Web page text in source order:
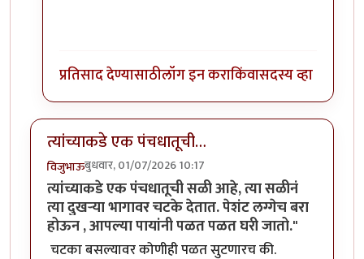
प्रतिसाद देण्यासाठीलॉग इन कराकिंवासदस्य व्हा
त्यांच्याकडे एक पंचधातूची…
विजुभाऊबुधवार, 01/07/2026 10:17
त्यांच्याकडे एक पंचधातूची सळी आहे, त्या सळीनं
त्या दुखऱ्या भागावर चटके देतात. पेशंट लग्गेच बरा
होऊन , आपल्या पायांनी पळत पळत घरी जातो."
चटका बसल्यावर कोणीही पळत सुटणारच की.